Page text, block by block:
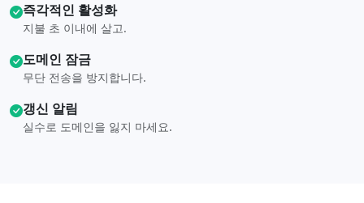
즉각적인 활성화
지불 초 이내에 살고.
도메인 잠금
무단 전송을 방지합니다.
갱신 알림
실수로 도메인을 잃지 마세요.